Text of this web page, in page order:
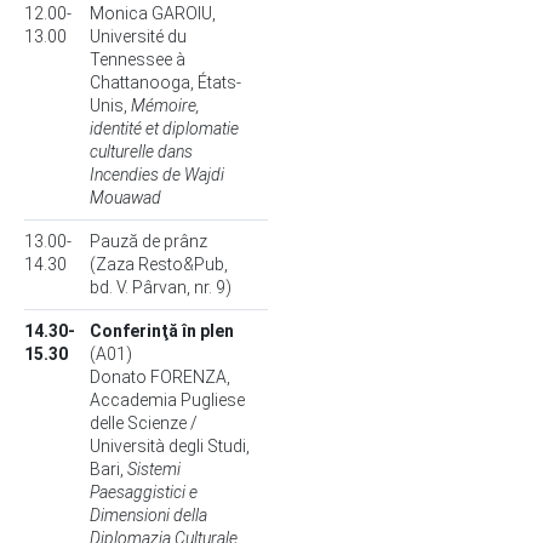
12.00-
13.00
Monica GAROIU,
Université du
Tennessee à
Chattanooga, États-
Unis, Mémoire,
identité et diplomatie
culturelle dans
Incendies de Wajdi
Mouawad
13.00-
14.30
Pauză de prânz
(Zaza Resto&Pub,
bd. V. Pârvan, nr. 9)
14.30-
15.30
Conferinţă în plen
(A01)
Donato FORENZA,
Accademia Pugliese
delle Scienze /
Università degli Studi,
Bari, Sistemi
Paesaggistici e
Dimensioni della
Diplomazia Culturale